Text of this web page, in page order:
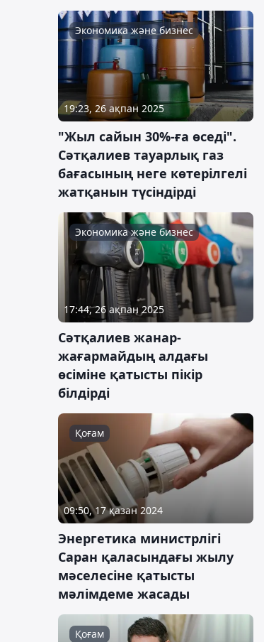
Экономика және бизнес
19:23, 26 ақпан 2025
"Жыл сайын 30%-ға өседі".
Сәтқалиев тауарлық газ
бағасының неге көтерілгелі
жатқанын түсіндірді
Экономика және бизнес
17:44, 26 ақпан 2025
Сәтқалиев жанар-
жағармайдың алдағы
өсіміне қатысты пікір
білдірді
Қоғам
09:50, 17 қазан 2024
Энергетика министрлігі
Саран қаласындағы жылу
мәселесіне қатысты
мәлімдеме жасады
Қоғам